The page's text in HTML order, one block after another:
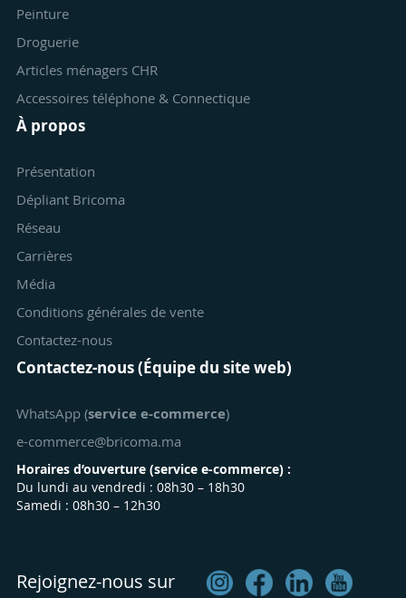
Peinture
Droguerie
Articles ménagers CHR
Accessoires téléphone & Connectique
À propos
Présentation
Dépliant Bricoma
Réseau
Carrières
Média
Conditions générales de vente
Contactez-nous
Contactez-nous (Équipe du site web)
WhatsApp (service e-commerce)
e-commerce@bricoma.ma
Horaires d’ouverture (service e-commerce) :
Du lundi au vendredi : 08h30 – 18h30
Samedi : 08h30 – 12h30
Rejoignez-nous sur